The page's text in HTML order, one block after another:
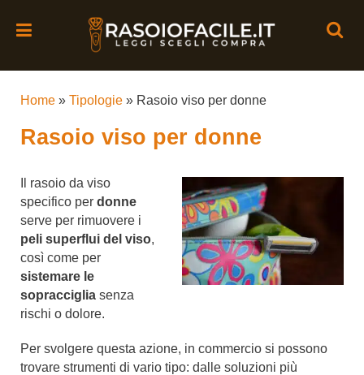
Home » Tipologie » Rasoio viso per donne
Rasoio viso per donne
Il rasoio da viso
specifico per donne
serve per rimuovere i
peli superflui del viso,
così come per
sistemare le
sopracciglia senza
rischi o dolore.
Per svolgere questa azione, in commercio si possono
trovare strumenti di vario tipo: dalle soluzioni più